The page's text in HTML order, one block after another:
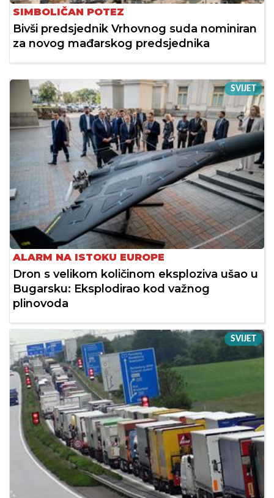
SIMBOLIČAN POTEZ
Bivši predsjednik Vrhovnog suda nominiran
za novog mađarskog predsjednika
SVIJET
ALARM NA ISTOKU EUROPE
Dron s velikom količinom eksploziva ušao u
Bugarsku: Eksplodirao kod važnog
plinovoda
SVIJET